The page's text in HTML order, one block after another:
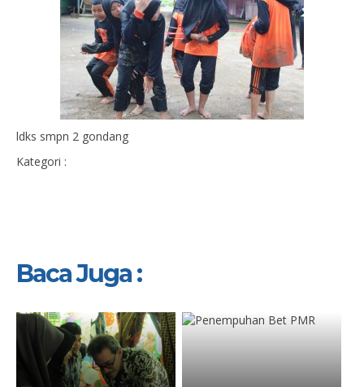
ldks smpn 2 gondang
Kategori :
Baca Juga :